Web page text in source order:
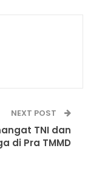
NEXT POST
TNI dan
di Pra TMMD